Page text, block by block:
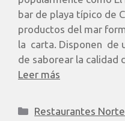
bar de playa típico de
productos del mar
la carta. Disponen de
de saborear la calidad
Leer más
Restaurantes